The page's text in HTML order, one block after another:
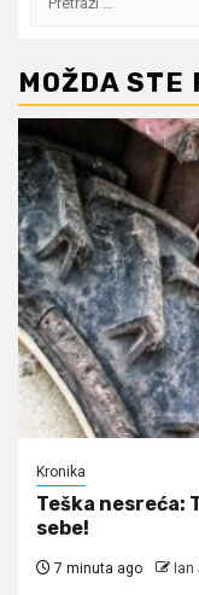
MOŽDA STE
Kronika
Teška nesreća:
sebe!
7 minuta ago